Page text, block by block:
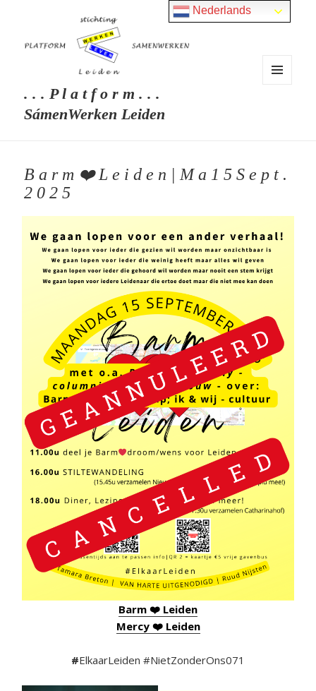
. . . P l a t f o r m . . .
SámenWerken Leiden
B a r m ❤️ L e i d e n | M a 1 5 S e p t .
2 0 2 5
Barm ❤️ Leiden
Mercy ❤️ Leiden
#ElkaarLeiden #NietZonderOns071
Nederlands